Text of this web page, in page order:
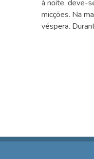
à noite, deve-
micções. Na
véspera.